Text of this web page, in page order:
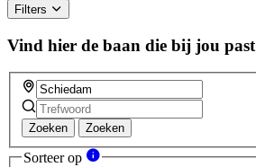
Filters
Vind hier de baan die bij jou past
Zoeken Zoeken
Sorteer op